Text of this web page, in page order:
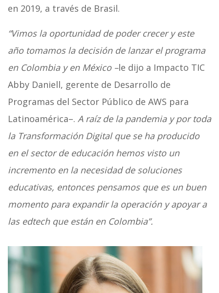
en 2019, a través de Brasil.
“Vimos la oportunidad de poder crecer y este
año tomamos la decisión de lanzar el programa
en Colombia y en México –le dijo a Impacto TIC
Abby Daniell, gerente de Desarrollo de
Programas del Sector Público de AWS para
Latinoamérica–. A raíz de la pandemia y por toda
la Transformación Digital que se ha producido
en el sector de educación hemos visto un
incremento en la necesidad de soluciones
educativas, entonces pensamos que es un buen
momento para expandir la operación y apoyar a
las edtech que están en Colombia”.